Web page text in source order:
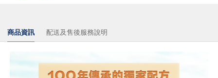
商品資訊 配送及售後服務說明